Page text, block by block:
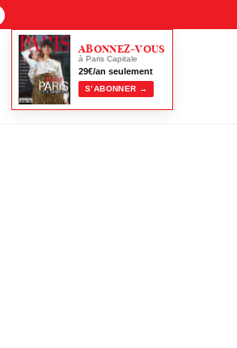
ABONNEZ-VOUS
à Paris Capitale
29€/an seulement
S’ABONNER →